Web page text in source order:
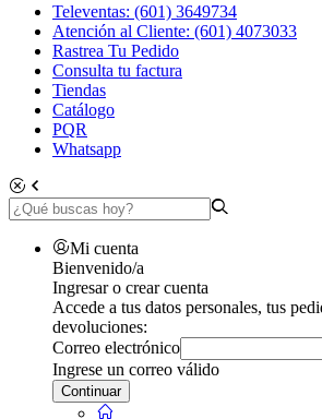
Televentas: (601) 3649734
Atención al Cliente: (601) 4073033
Rastrea Tu Pedido
Consulta tu factura
Tiendas
Catálogo
PQR
Whatsapp
Mi cuenta
Bienvenido/a
Ingresar o crear cuenta
Accede a tus datos personales, tus
devoluciones:
Correo electrónico
Ingrese un correo válido
Continuar